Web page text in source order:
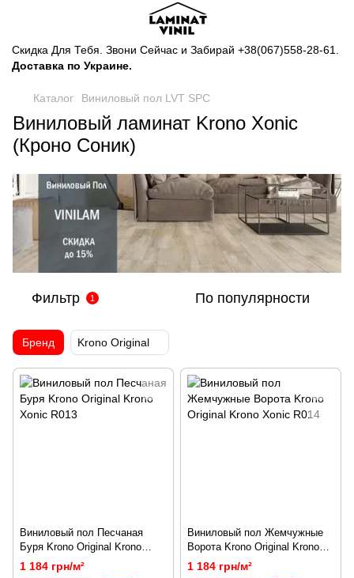
Скидка Для Тебя. Звони Сейчас и Забирай +38(067)558-28-61
Доставка по Украине.
Каталог Виниловый пол LVT SPC
Виниловый ламинат Krono Xonic
(Кроно Соник)
Фильтр 1 По популярности
Бренд Krono Original
Виниловый пол Песчаная
Буря Krono Original Krono
Xonic R013
1 184 грн/м²
Виниловый пол Жемчужные
Ворота Krono Original Krono
Xonic R014
1 184 грн/м²